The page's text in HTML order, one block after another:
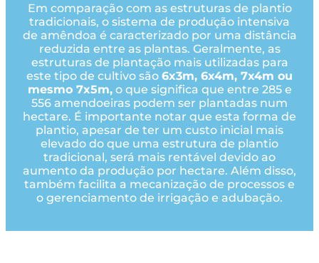
Em comparação com as estruturas de plantio
tradicionais, o sistema de produção intensiva
de amêndoa é caracterizado por uma distância
reduzida entre as plantas. Geralmente, as
estruturas de plantação mais utilizadas para
este tipo de cultivo são 6x3m, 6x4m, 7x4m ou
mesmo 7x5m,o que significa que entre 285 e
556 amendoeiras podem ser plantadas num
hectare. É importante notar que esta forma de
plantio, apesar de ter um custo inicial mais
elevado do que uma estrutura de plantio
tradicional, será mais rentável devido ao
aumento da produção por hectare. Além disso,
também facilita a mecanização de processos e
o gerenciamento de irrigação e adubação.